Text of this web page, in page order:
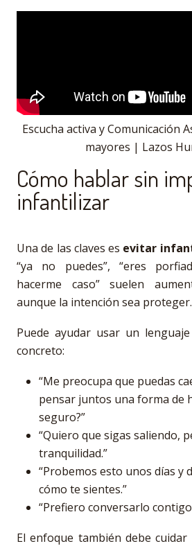
Escucha activa y Comunicación
mayores | Lazos
Cómo hablar sin
infantilizar
Una de las claves es evitar
“ya no puedes”, “eres
hacerme caso” suelen
aunque la intención sea proteger.
Puede ayudar usar un
concreto:
“Me preocupa que puedas
pensar juntos una forma de
seguro?”
“Quiero que sigas saliendo,
tranquilidad.”
“Probemos esto unos días y
cómo te sientes.”
“Prefiero conversarlo
El enfoque también debe